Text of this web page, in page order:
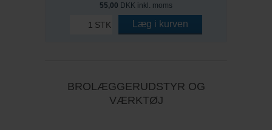
55,00 DKK inkl. moms
STK Læg i kurven
BROLÆGGERUDSTYR OG
VÆRKTØJ